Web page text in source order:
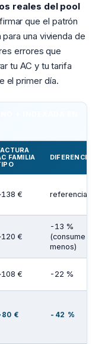
reales del pool
que el patrón
una vivienda de
errores que
tu AC y tu tarifa
el primer día.
FAMILIA
DIFERENCIA
€ referencia
€
-13 %
(consume
menos)
€ -22 %
€ -42 %